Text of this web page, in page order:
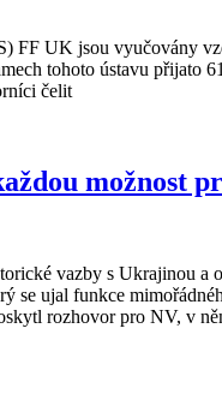
FF UK jsou vyučovány
tohoto ústavu
čelit
možnost
vazby s Ukrajinou
se ujal funkce
rozhovor pro NV, v